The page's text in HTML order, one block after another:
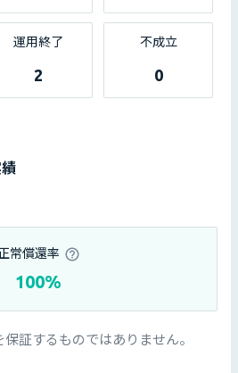
運用終了
2
不成立
0
常償還率
100%
証するものではありません。